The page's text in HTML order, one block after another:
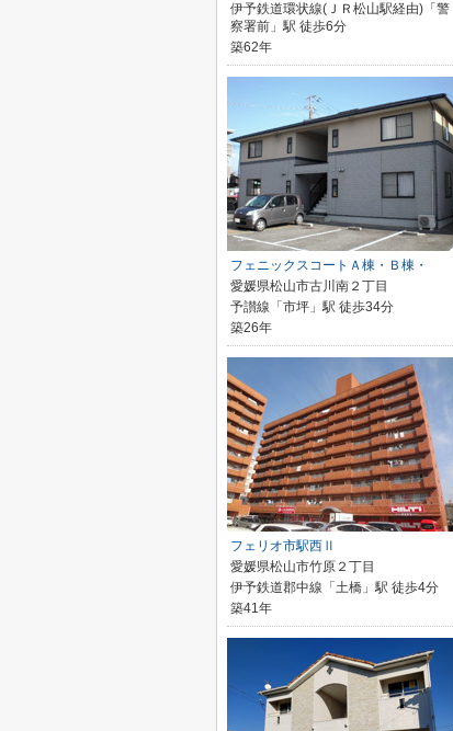
伊予鉄道環状線(ＪＲ松山駅経由)「警
察署前」駅 徒歩6分
築62年
フェニックスコートＡ棟・Ｂ棟・
愛媛県松山市古川南２丁目
予讃線「市坪」駅 徒歩34分
築26年
フェリオ市駅西Ⅱ
愛媛県松山市竹原２丁目
伊予鉄道郡中線「土橋」駅 徒歩4分
築41年